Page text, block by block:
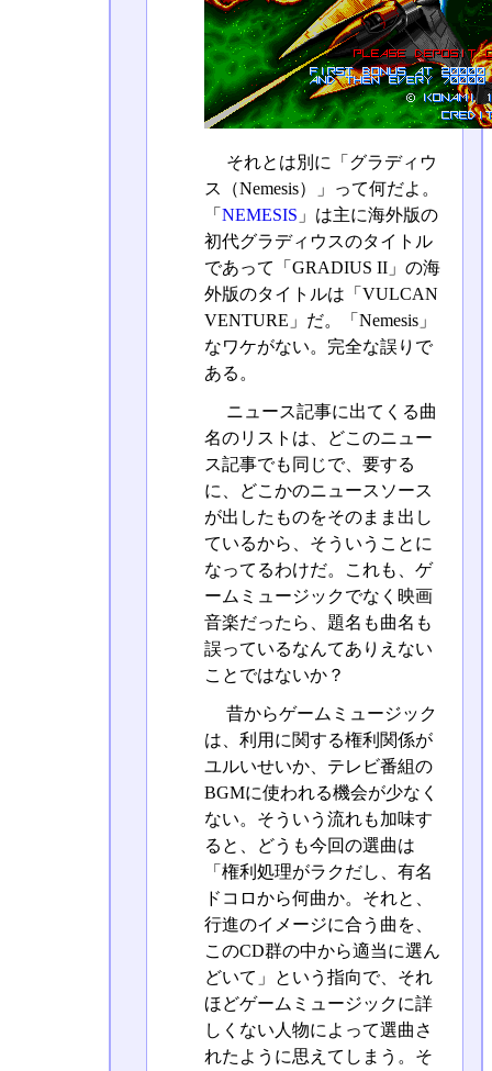
それとは別に「グラディウ
ス（Nemesis）」って何だよ。
「 NEMESIS 」は主に海外版の
初代グラディウスのタイトル
であって「GRADIUS II」の海
外版のタイトルは「VULCAN
VENTURE」だ。「Nemesis」
なワケがない。完全な誤りで
ある。
ニュース記事に出てくる曲
名のリストは、どこのニュー
ス記事でも同じで、要する
に、どこかのニュースソース
が出したものをそのまま出し
ているから、そういうことに
なってるわけだ。これも、ゲ
ームミュージックでなく映画
音楽だったら、題名も曲名も
誤っているなんてありえない
ことではないか？
昔からゲームミュージック
は、利用に関する権利関係が
ユルいせいか、テレビ番組の
BGMに使われる機会が少なく
ない。そういう流れも加味す
ると、どうも今回の選曲は
「権利処理がラクだし、有名
ドコロから何曲か。それと、
行進のイメージに合う曲を、
このCD群の中から適当に選ん
どいて」という指向で、それ
ほどゲームミュージックに詳
しくない人物によって選曲さ
れたように思えてしまう。そ